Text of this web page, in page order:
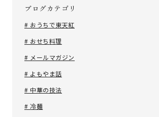
ブログカテゴリ
# おうちで東天紅
# おせち料理
# メールマガジン
# よもやま話
# 中華の技法
# 冷麺